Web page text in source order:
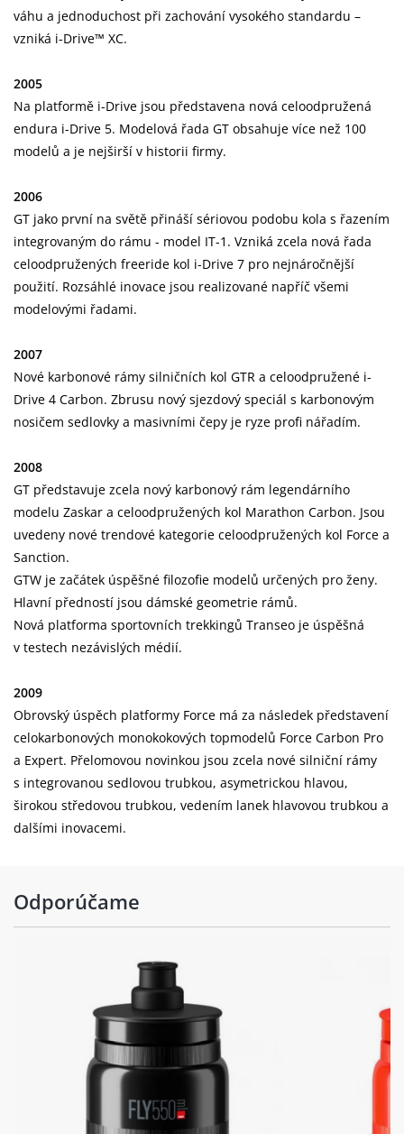
váhu a jednoduchost při zachování vysokého standardu –
vzniká i-Drive™ XC.
2005
Na platformě i-Drive jsou představena nová celoodpružená
endura i-Drive 5. Modelová řada GT obsahuje více než 100
modelů a je nejširší v historii firmy.
2006
GT jako první na světě přináší sériovou podobu kola s řazením
integrovaným do rámu - model IT-1. Vzniká zcela nová řada
celoodpružených freeride kol i-Drive 7 pro nejnáročnější
použití. Rozsáhlé inovace jsou realizované napříč všemi
modelovými řadami.
2007
Nové karbonové rámy silničních kol GTR a celoodpružené i-
Drive 4 Carbon. Zbrusu nový sjezdový speciál s karbonovým
nosičem sedlovky a masivními čepy je ryze profi nářadím.
2008
GT představuje zcela nový karbonový rám legendárního
modelu Zaskar a celoodpružených kol Marathon Carbon. Jsou
uvedeny nové trendové kategorie celoodpružených kol Force a
Sanction.
GTW je začátek úspěšné filozofie modelů určených pro ženy.
Hlavní předností jsou dámské geometrie rámů.
Nová platforma sportovních trekkingů Transeo je úspěšná
v testech nezávislých médií.
2009
Obrovský úspěch platformy Force má za následek představení
celokarbonových monokokových topmodelů Force Carbon Pro
a Expert. Přelomovou novinkou jsou zcela nové silniční rámy
s integrovanou sedlovou trubkou, asymetrickou hlavou,
širokou středovou trubkou, vedením lanek hlavovou trubkou a
dalšími inovacemi.
Odporúčame